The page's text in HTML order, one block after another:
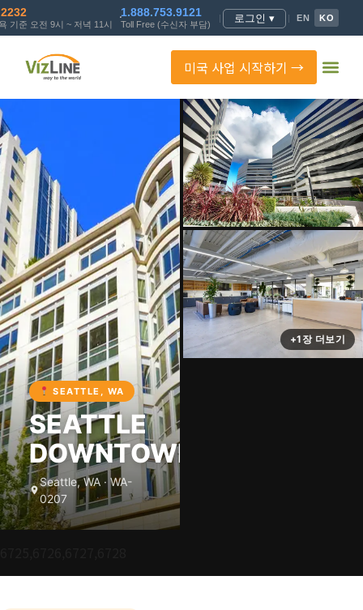
기준 오전 9시 ~ 저녁 11시
1.888.753.9121
Toll Free (수신자 부담)
| 로그인 ▾ | EN KO
미국 사업 시작하기 →
SEATTLE, WA
SEATTLE
DOWNTOWN
Seattle, WA · WA-
0207
+1장 더보기